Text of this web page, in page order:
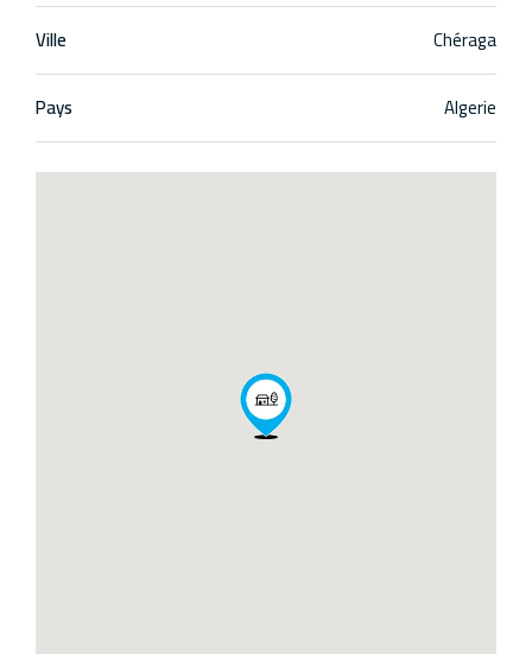
Ville
Chéraga
Pays
Algerie